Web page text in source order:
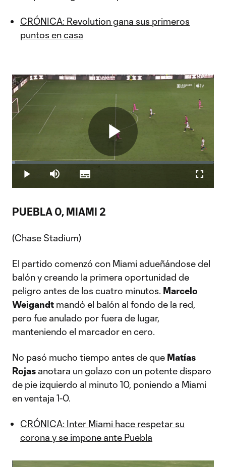
CRÓNICA: Revolution gana sus primeros
puntos en casa
Play
Play Mute
Loaded:
1.52%
Subtitles
PUEBLA 0, MIAMI 2
(Chase Stadium)
El partido comenzó con Miami adueñándose del
balón y creando la primera oportunidad de
peligro antes de los cuatro minutos. Marcelo
Weigandt mandó el balón al fondo de la red,
pero fue anulado por fuera de lugar,
manteniendo el marcador en cero.
No pasó mucho tiempo antes de que Matías
Rojas anotara un golazo con un potente disparo
de pie izquierdo al minuto 10, poniendo a Miami
en ventaja 1-0.
CRÓNICA: Inter Miami hace respetar su
corona y se impone ante Puebla